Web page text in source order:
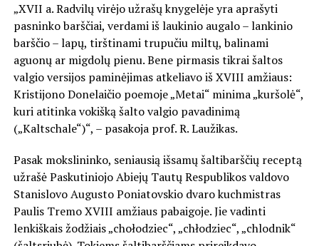
„XVII a. Radvilų virėjo užrašų knygelėje yra aprašyti
pasninko barščiai, verdami iš laukinio augalo – lankinio
barščio – lapų, tirštinami trupučiu miltų, balinami
aguonų ar migdolų pienu. Bene pirmasis tikrai šaltos
valgio versijos paminėjimas atkeliavo iš XVIII amžiaus:
Kristijono Donelaičio poemoje „Metai“ minima „kuršolė“,
kuri atitinka vokišką šalto valgio pavadinimą
(„Kaltschale“)“, – pasakoja prof. R. Laužikas.
Pasak mokslininko, seniausią išsamų šaltibarščių receptą
užrašė Paskutiniojo Abiejų Tautų Respublikos valdovo
Stanislovo Augusto Poniatovskio dvaro kuchmistras
Paulis Tremo XVIII amžiaus pabaigoje. Jie vadinti
lenkiškais žodžiais „chołodziec“, „chłodziec“, „chlodnik“